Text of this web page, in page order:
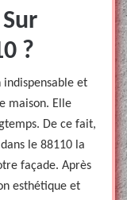
?
indispensable et
maison. Elle
De ce fait,
le 88110 la
façade. Après
esthétique et